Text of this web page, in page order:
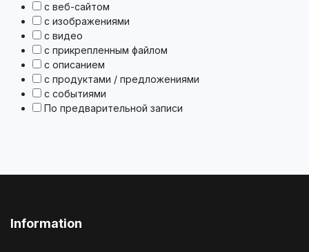
с веб-сайтом
с изображениями
с видео
с прикрепленным файлом
с описанием
с продуктами / предложениями
с событиями
По предварительной записи
Information